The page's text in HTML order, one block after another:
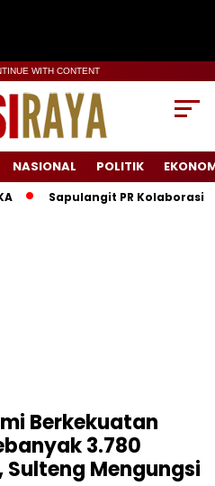
WITH CONTENT
NASIONAL POLITIK
PR Kolaborasi dengan
Berkekuatan
3.780
Mengungsi